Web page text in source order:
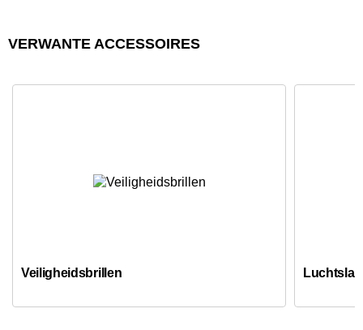
VERWANTE ACCESSOIRES
Veiligheidsbrillen